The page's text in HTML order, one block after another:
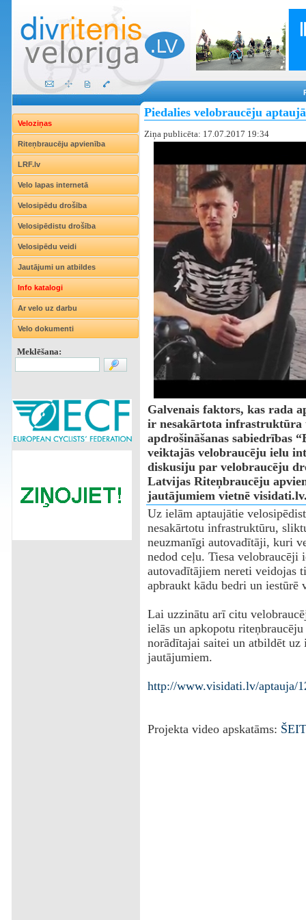
Veloziņas
Riteņbraucēju apvienība
LRF.lv
Velo lapas internetā
Velosipēdu drošība
Velosipēdistu drošība
Velosipēdu veidi
Jautājumi un atbildes
Info katalogi
Ar velo uz darbu
Velo dokumenti
Meklēšana:
Piedalies velobraucēju
Ziņa publicēta: 17.07.2017 19:34
Galvenais faktors, kas rada
ir nesakārtota infrastruktūra
apdrošināšanas sabiedrības
veiktajās velobraucēju ielu
diskusiju par velobraucēju
Latvijas Riteņbraucēju
jautājumiem vietnē
Uz ielām aptaujātie
nesakārtotu infrastruktūru,
neuzmanīgi autovadītāji, kuri
nedod ceļu. Tiesa velobraucēji
autovadītājiem nereti veidojas
apbraukt kādu bedri un iestūrē
Lai uzzinātu arī citu
ielās un apkopotu
norādītajai saitei un atbildēt uz
jautājumiem.
http://www.visidati.lv/aptauja/
Projekta video apskatāms: ŠEIT